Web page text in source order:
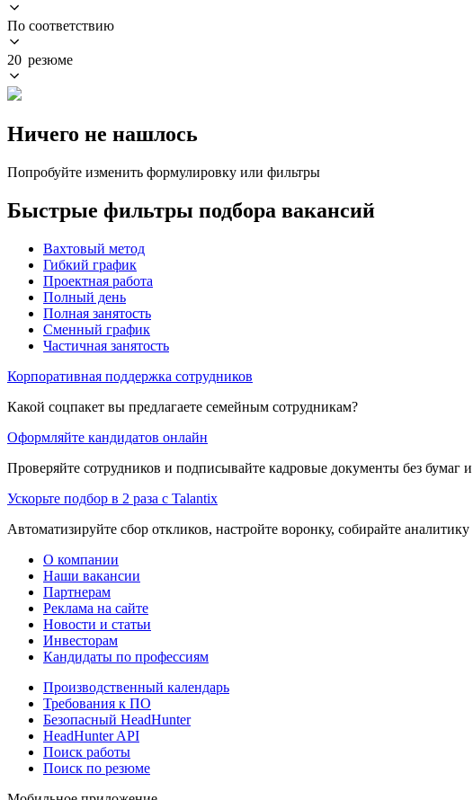
По соответствию
20 резюме
Ничего не нашлось
Попробуйте изменить формулировку или фильтры
Быстрые фильтры подбора вакансий
Вахтовый метод
Гибкий график
Проектная работа
Полный день
Полная занятость
Сменный график
Частичная занятость
Корпоративная поддержка сотрудников
Какой соцпакет вы предлагаете семейным сотрудникам?
Оформляйте кандидатов онлайн
Проверяйте сотрудников и подписывайте кадровые документы без бумаг
Ускорьте подбор в 2 раза с Talantix
Автоматизируйте сбор откликов, настройте воронку, собирайте
О компании
Наши вакансии
Партнерам
Реклама на сайте
Новости и статьи
Инвесторам
Кандидаты по профессиям
Производственный календарь
Требования к ПО
Безопасный HeadHunter
HeadHunter API
Поиск работы
Поиск по резюме